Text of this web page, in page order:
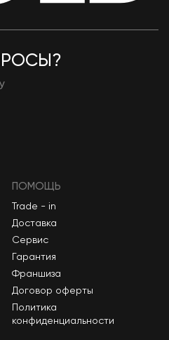
ПОМОЩЬ
Trade - in
Доставка
Сервис
Гарантия
Франшиза
Договор оферты
Политика
конфиденциальности